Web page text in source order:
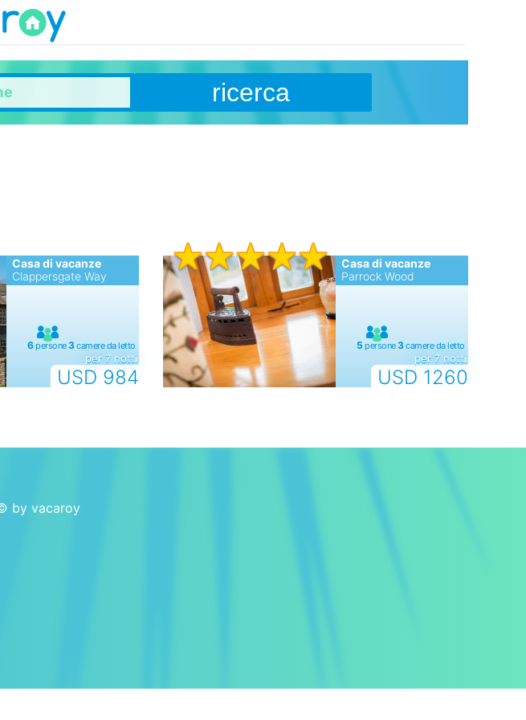
ricerca
Casa di vacanze
Clappersgate Way
USD 984
per 7 notti
Casa di vacanze
Parrock Wood
USD 1260
per 7 notti
by vacaroy